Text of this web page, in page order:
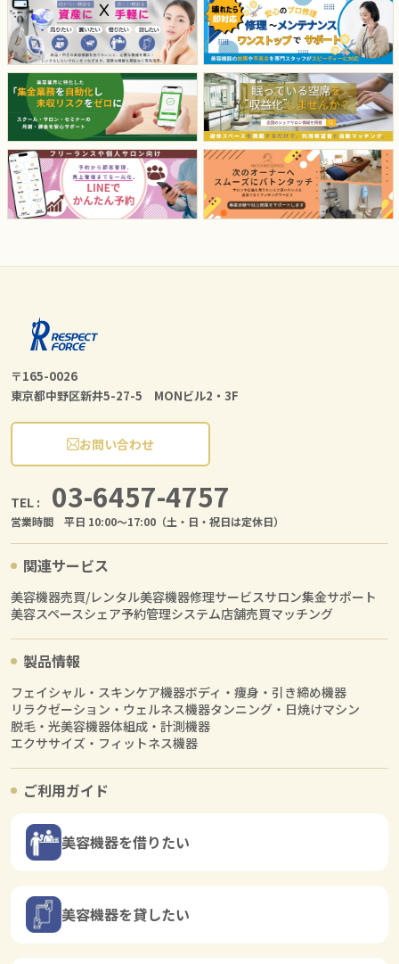
〒165-0026
東京都中野区新井5-27-5 MONビル2・3F
お問い合わせ
TEL : 03-6457-4757
営業時間 平日 10:00〜17:00（土・日・祝日は定休日）
関連サービス
美容機器売買/レンタル美容機器修理サービスサロン集金サポート
美容スペースシェア予約管理システム店舗売買マッチング
製品情報
フェイシャル・スキンケア機器ボディ・痩身・引き締め機器
リラクゼーション・ウェルネス機器タンニング・日焼けマシン
脱毛・光美容機器体組成・計測機器
エクササイズ・フィットネス機器
ご利用ガイド
美容機器を借りたい
美容機器を貸したい